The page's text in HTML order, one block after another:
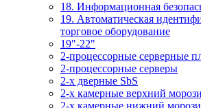
18. Информационная
19. Автоматическая
торговое оборудование
19"-22"
2-процессорные серверные
2-процессорные серверы
2-х дверные SbS
2-х камерные верхний
2-х камерные нижний